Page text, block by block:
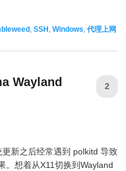
,SSH ,Windows,代理上网
Wayland 2
新之后经常遇到 polkitd 导致
。想着从X11切换到Wayland